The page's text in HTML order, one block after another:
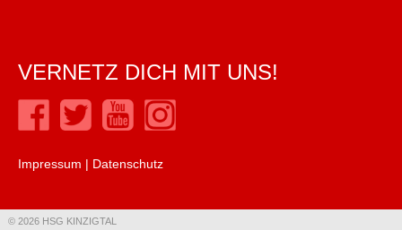
VERNETZ DICH MIT UNS!
Impressum | Datenschutz
© 2026 HSG KINZIGTAL